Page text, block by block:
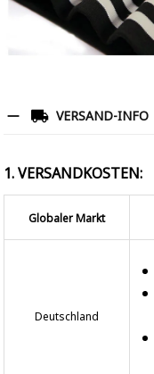
VERSAND-INFO
1. VERSANDKOSTEN:
Globaler Markt
Deutschland